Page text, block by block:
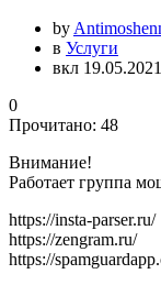
by
в Услуги
вкл 19.05.2021
0
Прочитано: 48
Внимание!
Работает группа
https://insta-parser.ru/
https://zengram.ru/
https://